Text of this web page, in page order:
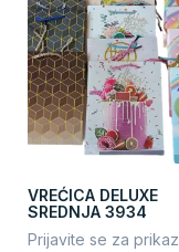
VREĆICA DELUXE
SREDNJA 3934
Prijavite se za prikaz